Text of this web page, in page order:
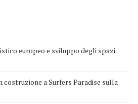
europeo e sviluppo degli spazi
costruzione a Surfers Paradise sulla